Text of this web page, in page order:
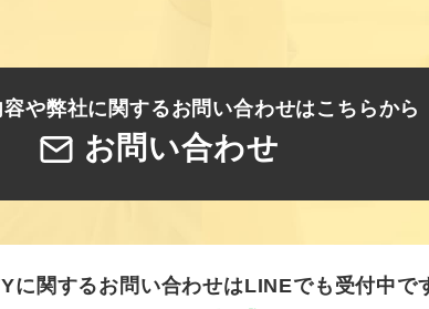
や弊社に関するお問い合わせはこちらから
お問い合わせ
に関するお問い合わせはLINEでも受付中で